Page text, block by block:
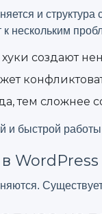
и структура
к нескольким
создают
тем сложнее
и быстрой
WordPress